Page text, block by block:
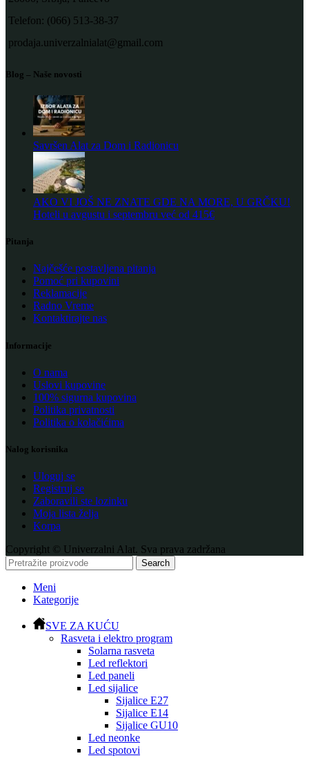
Telefon: (066) 513-38-37
prodaja.univerzalnialat@gmail.com
Blog – Naše novosti
Savršen Alat za Dom i Radionicu
AKO VI JOŠ NE ZNATE GDE NA MORE, U GRČKU!
Hoteli u avgustu i septembru već od 415€
Pitanja
Najčešće postavljena pitanja
Pomoć pri kupovini
Reklamacije
Radno Vreme
Kontaktirajte nas
Informacije
O nama
Uslovi kupovine
100% sigurna kupovina
Politika privatnosti
Politika o kolačićima
Nalog korisnika
Uloguj se
Registruj se
Zaboravili ste lozinku
Moja lista želja
Korpa
Copyright © Univerzalni Alat. Sva prava zadržana
Search
Meni
Kategorije
SVE ZA KUĆU
Rasveta i elektro program
Solarna rasveta
Led reflektori
Led paneli
Led sijalice
Sijalice E27
Sijalice E14
Sijalice GU10
Led neonke
Led spotovi